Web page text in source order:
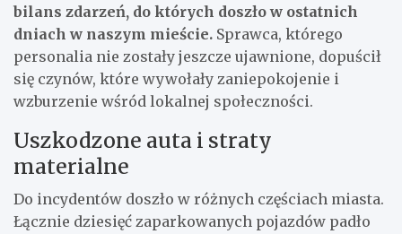
bilans zdarzeń, do których doszło w ostatnich
dniach w naszym mieście. Sprawca, którego
personalia nie zostały jeszcze ujawnione, dopuścił
się czynów, które wywołały zaniepokojenie i
wzburzenie wśród lokalnej społeczności.
Uszkodzone auta i straty
materialne
Do incydentów doszło w różnych częściach miasta.
Łącznie dziesięć zaparkowanych pojazdów padło